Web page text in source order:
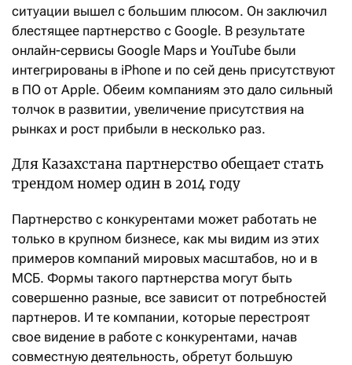
ситуации вышел с большим плюсом. Он заключил
блестящее партнерство с Google. В результате
онлайн-сервисы Google Maps и YouTube были
интегрированы в iPhone и по сей день присутствуют
в ПО от Apple. Обеим компаниям это дало сильный
толчок в развитии, увеличение присутствия на
рынках и рост прибыли в несколько раз.
Для Казахстана партнерство обещает стать
трендом номер один в 2014 году
Партнерство с конкурентами может работать не
только в крупном бизнесе, как мы видим из этих
примеров компаний мировых масштабов, но и в
МСБ. Формы такого партнерства могут быть
совершенно разные, все зависит от потребностей
партнеров. И те компании, которые перестроят
свое видение в работе с конкурентами, начав
совместную деятельность, обретут большую